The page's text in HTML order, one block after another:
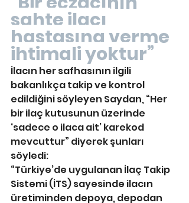
sahte ilacı
hastasına verme
ihtimali yoktur”
İlacın her safhasının ilgili
bakanlıkça takip ve kontrol
edildiğini söyleyen Saydan, “Her
bir ilaç kutusunun üzerinde
‘sadece o ilaca ait’ karekod
mevcuttur” diyerek şunları
söyledi:
“Türkiye’de uygulanan İlaç Takip
Sistemi (İTS) sayesinde ilacın
üretiminden depoya, depodan